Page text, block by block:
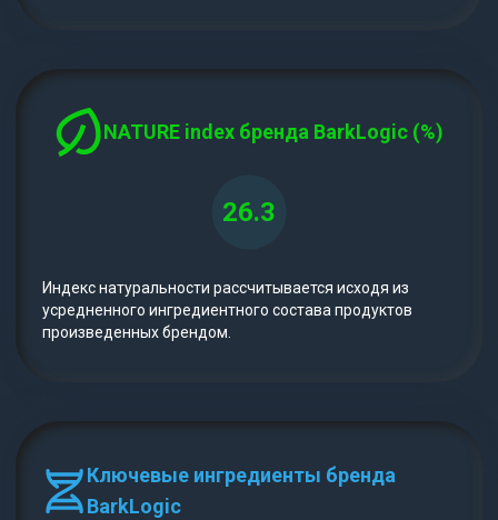
NATURE index бренда BarkLogic (%)
26.3
Индекс натуральности рассчитывается исходя из
усредненного ингредиентного состава продуктов
произведенных брендом.
Ключевые ингредиенты бренда
BarkLogic